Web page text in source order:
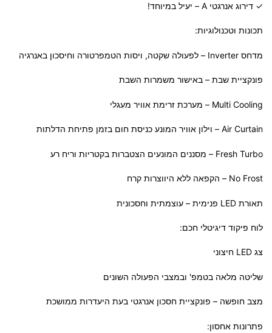
✓ דירוג אנרגטי A – יעיל במיוחד!
תכונות וטכנולוגיות:
מדחס Inverter – לפעולה שקטה, ויסות הטמפרטורה וחיסכון באנרגיה
פונקציית שבת – באישור משמרות השבת
Multi Cooling – מערכת זרימת אוויר מעגלי
Air Curtain – וילון אוויר המונע כניסת חום בזמן פתיחת הדלתות
Fresh Turbo – מסננים המונעים הצטברות בקטריות וריח רע
No Frost – הקפאה ללא היווצרות קרח
תאורת LED פנימית – עוצמתית וחסכונית
לוח פיקוד דיגיטלי חכם:
צג LED חיצוני
שליטה מלאה בטמפ' ובמצבי הפעולה השונים
מצב חופשה – פונקציית חסכון אנרגטי בעת היעדרות ממושכת
פתרונות אחסון: